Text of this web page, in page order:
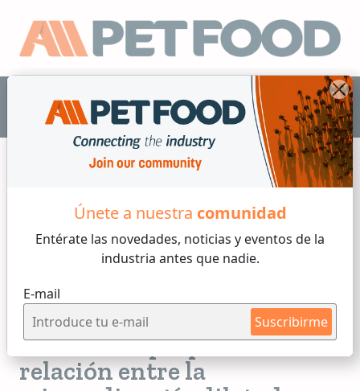
Únete a nuestra comunidad
Entérate las novedades, noticias y eventos de la
industria antes que nadie.
E-mail
Suscribirme
ES
Perros
Viernes, 03 de Octubre, 2025
Un estudio propone una
relación entre la